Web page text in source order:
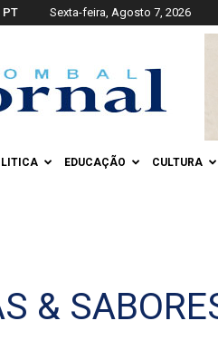
PT Sexta-feira, Agosto 7, 2026
EDUCAÇÃO CULTURA
&